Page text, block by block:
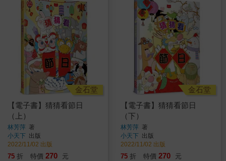
金石堂
【電子書】猜猜看節日
（上）
林芳萍 著
小天下 出版
2022/11/02 出版
75 折 特價 270 元
金石堂
【電子書】猜猜看節日
（下）
林芳萍 著
小天下 出版
2022/11/02 出版
75 折 特價 270 元